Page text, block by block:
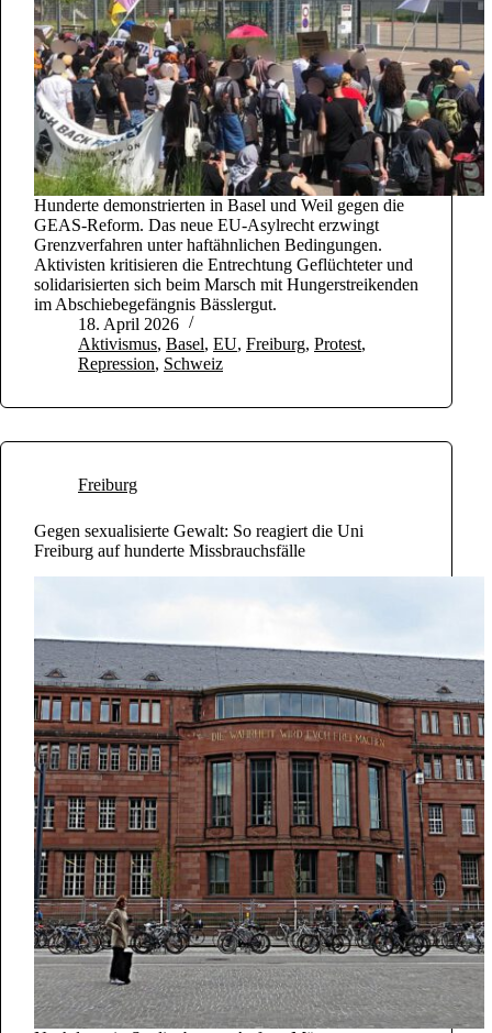
Hunderte demonstrierten in Basel und Weil gegen die
GEAS-Reform. Das neue EU-Asylrecht erzwingt
Grenzverfahren unter haftähnlichen Bedingungen.
Aktivisten kritisieren die Entrechtung Geflüchteter und
solidarisierten sich beim Marsch mit Hungerstreikenden
im Abschiebegefängnis Bässlergut.
18. April 2026
Aktivismus, Basel, EU, Freiburg, Protest,
Repression, Schweiz
Freiburg
Gegen sexualisierte Gewalt: So reagiert die Uni
Freiburg auf hunderte Missbrauchsfälle